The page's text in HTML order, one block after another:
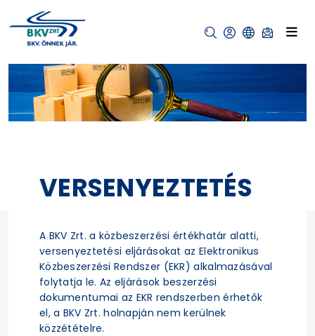
VERSENYEZTETÉS
A BKV Zrt. a közbeszerzési értékhatár alatti,
versenyeztetési eljárásokat az Elektronikus
Közbeszerzési Rendszer (EKR) alkalmazásával
folytatja le. Az eljárások beszerzési
dokumentumai az EKR rendszerben érhetők
el, a BKV Zrt. holnapján nem kerülnek
közzétételre.